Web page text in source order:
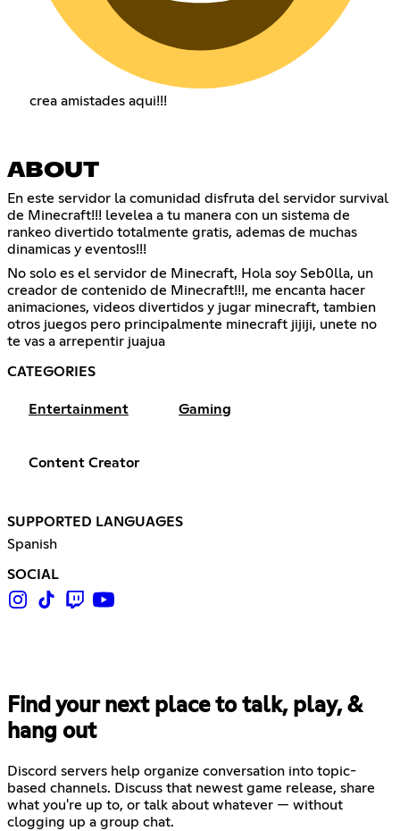
crea amistades aqui!!!
ABOUT
En este servidor la comunidad disfruta del servidor survival
de Minecraft!!! levelea a tu manera con un sistema de
rankeo divertido totalmente gratis, ademas de muchas
dinamicas y eventos!!!
No solo es el servidor de Minecraft, Hola soy Seb0lla, un
creador de contenido de Minecraft!!!, me encanta hacer
animaciones, videos divertidos y jugar minecraft, tambien
otros juegos pero principalmente minecraft jijiji, unete no
te vas a arrepentir juajua
CATEGORIES
Entertainment Gaming
Content Creator
SUPPORTED LANGUAGES
Spanish
SOCIAL
Find your next place to talk, play, &
hang out
Discord servers help organize conversation into topic-
based channels. Discuss that newest game release, share
what you're up to, or talk about whatever — without
clogging up a group chat.